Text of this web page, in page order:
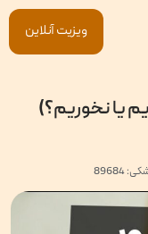
ویزیت آنلاین
یا نخوریم؟)
89684